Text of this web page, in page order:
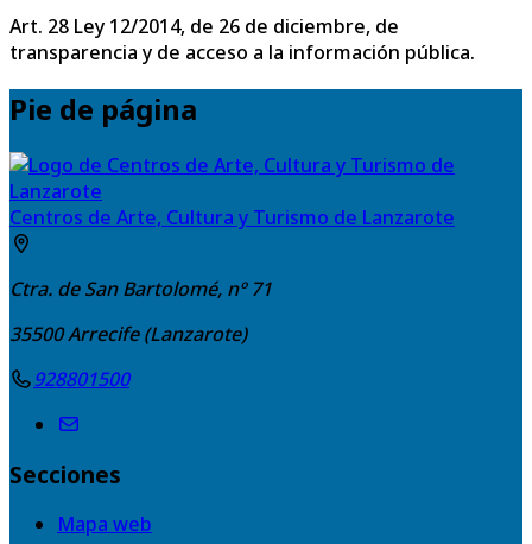
Art. 28 Ley 12/2014, de 26 de diciembre, de
transparencia y de acceso a la información pública.
Pie de página
Centros de Arte, Cultura y Turismo de Lanzarote
Ctra. de San Bartolomé, nº 71
35500Arrecife (Lanzarote)
928801500
Secciones
Mapa web